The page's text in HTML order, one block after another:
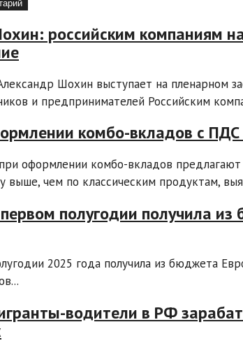
российским компаниям
Шохин выступает на пленарном
и предпринимателей Российским
комбо-вкладов с
оформлении комбо-вкладов
выше, чем по классическим продуктам,
полугодии получила
2025 года получила из бюджета
водители в РФ